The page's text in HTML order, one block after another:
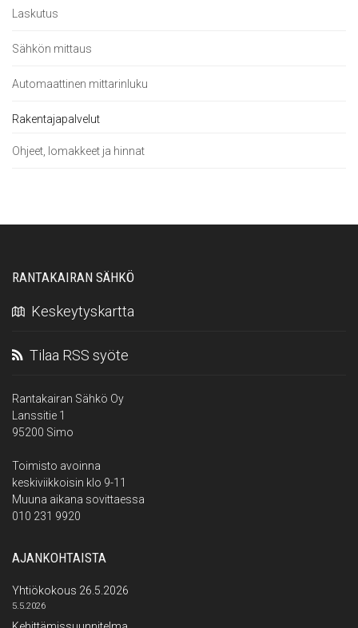
Laskutus
Sähkön mittaus
Automaattinen mittarinluku
Rakentajapalvelut
Ohjeet, lomakkeet ja hinnat
RANTAKAIRAN SÄHKÖ
Keskeytyskartta
Tilaa RSS syöte
Rantakairan Sähkö Oy
Lanssitie 1
95200 Simo
Toimisto avoinna
keskiviikkoisin klo 9-11
Muuna aikana sovittaessa
010 231 9920
AJANKOHTAISTA
Yhtiökokous 26.5.2026
5.5.2026